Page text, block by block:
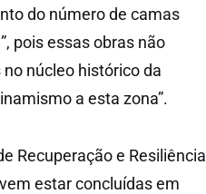
do número de camas
pois essas obras não
núcleo histórico da
a esta zona”.
Recuperação e Resiliência
estar concluídas em